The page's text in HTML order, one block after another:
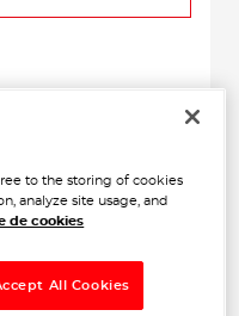
to the storing of cookies
analyze site usage, and
de cookies
All Cookies